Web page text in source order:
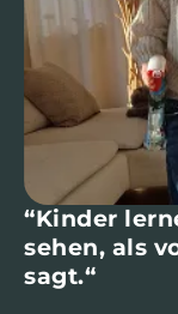
“Kinder
sehen, als
sagt.“